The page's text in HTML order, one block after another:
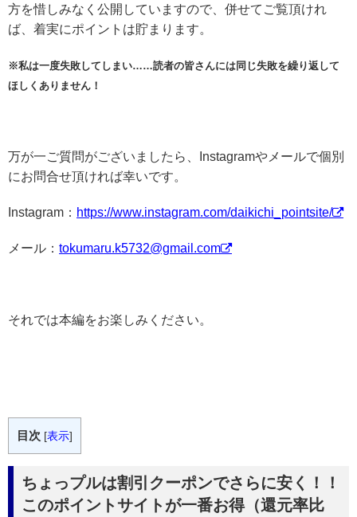
方を惜しみなく公開していますので、併せてご覧頂けれ
ば、着実にポイントは貯まります。
※私は一度失敗してしまい……読者の皆さんには同じ失敗を繰り返して
ほしくありません！
万が一ご質問がございましたら、Instagramやメールで個別
にお問合せ頂ければ幸いです。
Instagram： https://www.instagram.com/daikichi_pointsite/
メール： tokumaru.k5732@gmail.com
それでは本編をお楽しみください。
目次 [表示]
ちょっプルは割引クーポンでさらに安く！！
このポイントサイトが一番お得（還元率比